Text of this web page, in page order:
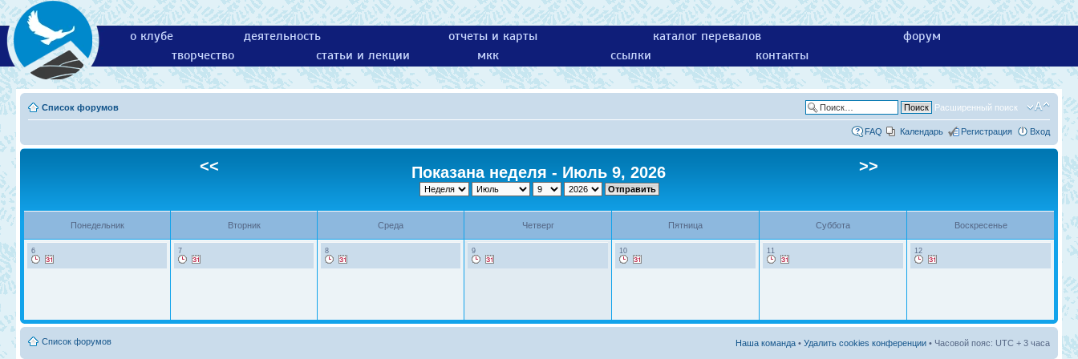
о клубе деятельность отчеты и карты каталог перевалов
форум
творчество
статьи и лекции мкк ссылки контакты
Список форумов Расширенный поиск
FAQ Календарь Регистрация Вход
<< Показана неделя - Июль 9, 2026 >>
Понедельник Вторник Среда Четверг Пятница Суббота Воскресенье
6 7 8 9 10 11 12
Список форумов Наша команда • Удалить cookies конференции • Часовой пояс: UTC + 3 часа